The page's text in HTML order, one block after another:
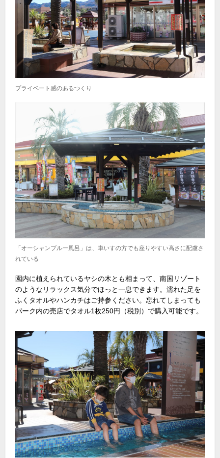
プライベート感のあるつくり
「オーシャンブルー風呂」は、車いすの方でも座りやすい高さに配慮さ
れている
園内に植えられているヤシの木とも相まって、南国リゾート
のようなリラックス気分でほっと一息できます。濡れた足を
ふくタオルやハンカチはご持参ください。忘れてしまっても
パーク内の売店でタオル1枚250円（税別）で購入可能です。